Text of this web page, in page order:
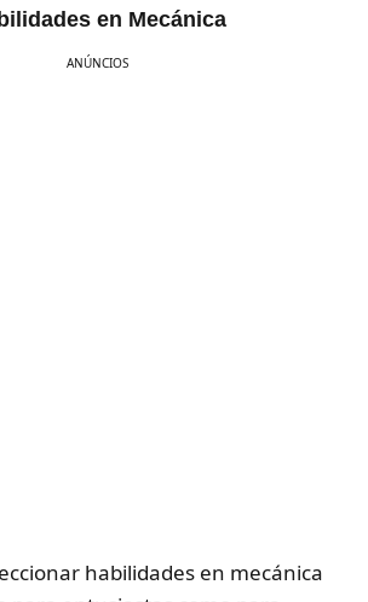
en Mecánica
ANÚNCIOS
habilidades en mecánica